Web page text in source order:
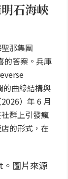
石海峽
那集團
的答案。兵庫
曲線結構與
）年 6 月
群上引發瘋
的形式，在